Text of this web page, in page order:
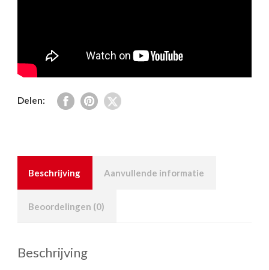
Delen:
Beschrijving Aanvullende informatie
Beoordelingen (0)
Beschrijving